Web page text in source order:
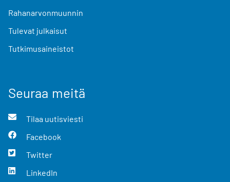
Rahanarvonmuunnin
Tulevat julkaisut
Tutkimusaineistot
Seuraa meitä
Tilaa uutisviesti
Facebook
Twitter
LinkedIn